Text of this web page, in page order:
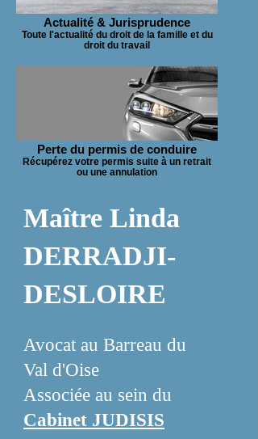
Maître Linda
DERRADJI-
DESLOIRE
Avocat au Barreau du
Val d'Oise
Associée au sein du
Cabinet JUDISIS
Actualité & Jurisprudence
Toute l'actualité du droit de la famille et du
droit du travail
Perte du permis de conduire
Récupérez votre permis suite à un retrait
ou une annulation